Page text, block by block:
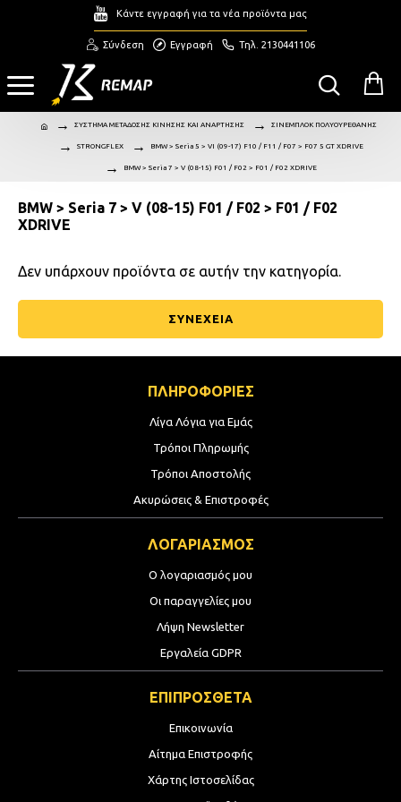
Κάντε εγγραφή για τα νέα προϊόντα μας
Σύνδεση Εγγραφή Τηλ. 2130441106
ΣΥΣΤΗΜΑ ΜΕΤΑΔΟΣΗΣ ΚΙΝΗΣΗΣ ΚΑΙ ΑΝΑΡΤΗΣΗΣ ΣΙΝΕΜΠΛΟΚ ΠΟΛΥΟΥΡΕΘΑΝΗΣ
STRONGFLEX BMW > Seria 5 > VI (09-17) F10 / F11 / F07 > F07 5 GT XDRIVE
BMW > Seria 7 > V (08-15) F01 / F02 > F01 / F02 XDRIVE
BMW > Seria 7 > V (08-15) F01 / F02 > F01 / F02
XDRIVE
Δεν υπάρχουν προϊόντα σε αυτήν την κατηγορία.
ΣΥΝΕΧΕΙΑ
ΠΛΗΡΟΦΟΡΙΕΣ
Λίγα Λόγια για Εμάς
Τρόποι Πληρωμής
Τρόποι Αποστολής
Ακυρώσεις & Επιστροφές
ΛΟΓΑΡΙΑΣΜΟΣ
Ο λογαριασμός μου
Οι παραγγελίες μου
Λήψη Newsletter
Εργαλεία GDPR
ΕΠΙΠΡΟΣΘΕΤΑ
Επικοινωνία
Αίτημα Επιστροφής
Χάρτης Ιστοσελίδας